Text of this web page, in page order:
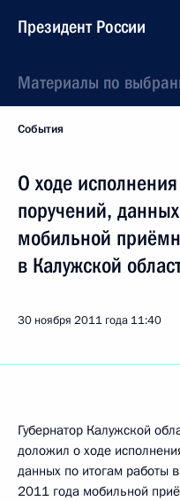
Президент России
Материалы по
События
О ходе
поручений,
мобильной
в Калужской
30 ноября 2011 года 11:40
Губернатор Калужской
доложил о ходе
данных по итогам работы
2011 года мобильной